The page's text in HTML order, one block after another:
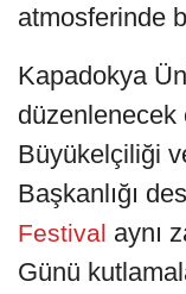
atmosferinde
Kapadokya
Büyükelçiliği
Başkanlığı
Festival aynı
Günü